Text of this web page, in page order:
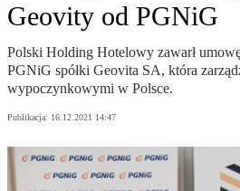
Geovity od PGNiG
Polski Holding Hotelowy zawarł
PGNiG spółki Geovita SA, która
wypoczynkowymi w Polsce.
Publikacja: 16.12.2021 14:47